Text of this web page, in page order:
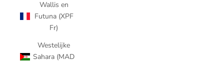
Wallis en
Futuna (XPF
Fr)
Westelijke
Sahara (MAD